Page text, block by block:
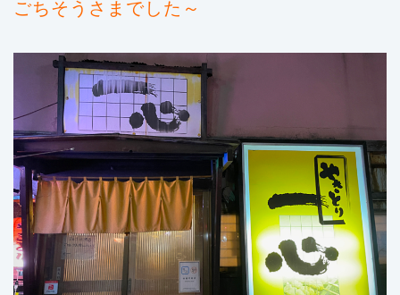
ごちそうさまでした～